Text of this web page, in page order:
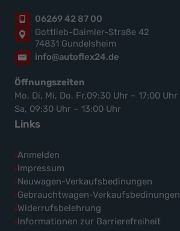
06269 42 87 00
Gottlieb-Daimler-Straße 42
74831 Gundelsheim
info@autoflex24.de
Öffnungszeiten
Mo, Di, Mi, Do, Fr,09:30 Uhr – 17:00 Uhr
Sa, 09:30 Uhr – 13:00 Uhr
Links
Anmelden
Impressum
Neuwagen-Verkaufsbedinungen
Gebrauchtwagen-Verkaufsbedinungen
Widerrufsbelehrung
Informationen zur Barrierefreiheit